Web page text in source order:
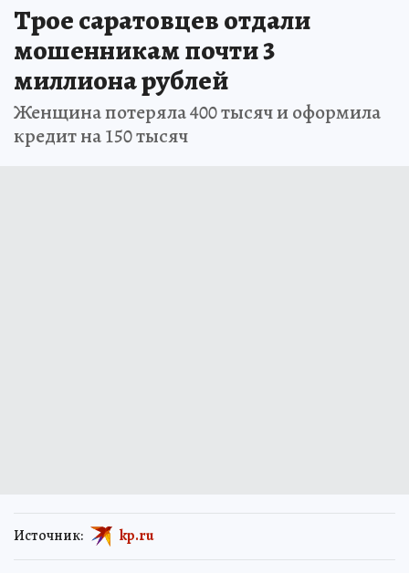
Трое саратовцев отдали
мошенникам почти 3
миллиона рублей
Женщина потеряла 400 тысяч и оформила
кредит на 150 тысяч
Источник: kp.ru